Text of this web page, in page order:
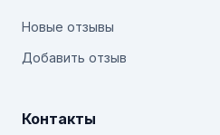
Новые отзывы
Добавить отзыв
Контакты